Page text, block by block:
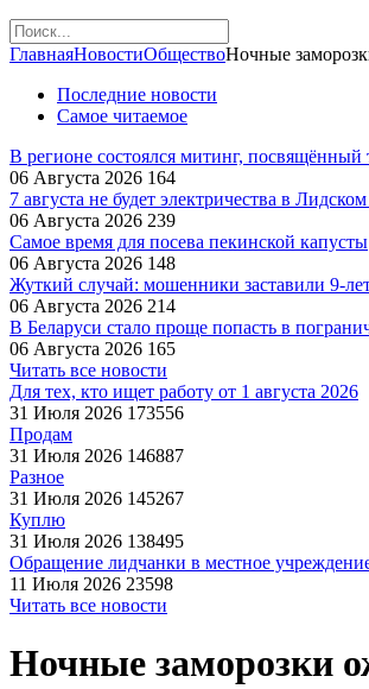
ГлавнаяНовостиОбществоНочные
Последние новости
Самое читаемое
В регионе состоялся митинг, посвящённый
06 Августа 2026 164
7 августа не будет электричества в
06 Августа 2026 239
Самое время для посева пекинской капусты
06 Августа 2026 148
Жуткий случай: мошенники заставили
06 Августа 2026 214
В Беларуси стало проще попасть в
06 Августа 2026 165
Читать все новости
Для тех, кто ищет работу от 1 августа 2026
31 Июля 2026 173556
Продам
31 Июля 2026 146887
Разное
31 Июля 2026 145267
Куплю
31 Июля 2026 138495
Обращение лидчанки в местное
11 Июля 2026 23598
Читать все новости
Ночные заморозки